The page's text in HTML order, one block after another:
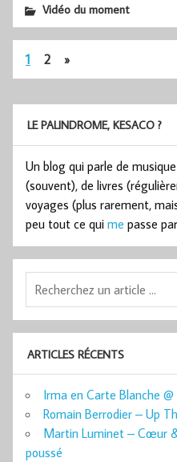
Vidéo du moment
1 2 »
LE PALINDROME, KESACO ?
Un blog qui parle de
(souvent), de livres
voyages (plus rarement,
peu tout ce qui me passe
ARTICLES RÉCENTS
Irma en Carte Blanche
Romain Berrodier – Up
Martin Luminet – Cœur
poussé